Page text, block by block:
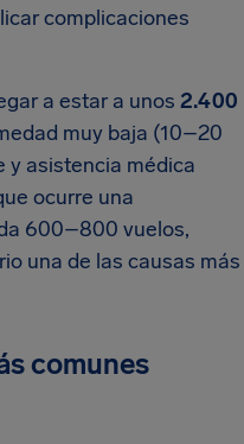
complicaciones
a estar a unos 2.400
muy baja (10–20
y asistencia médica
ocurre una
600–800 vuelos,
una de las causas más
comunes